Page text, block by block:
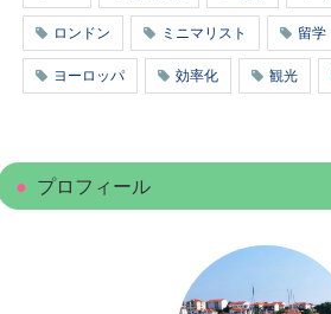
ロンドン ミニマリスト 留学
ヨーロッパ 効率化 観光
プロフィール